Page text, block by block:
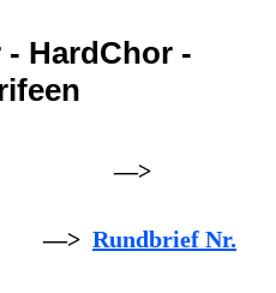
HardChor -
MV —>
—> Rundbrief Nr.